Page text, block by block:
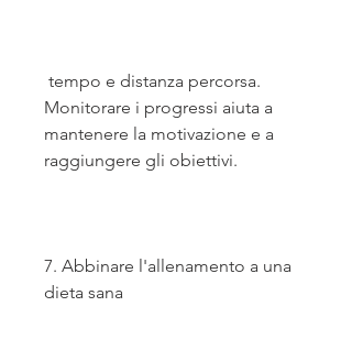
Monitorare i progressi aiuta a
mantenere la motivazione e a
raggiungere gli obiettivi.
7. Abbinare l'allenamento a una
dieta sana